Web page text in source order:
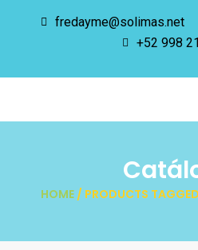
fredayme@solimas.net
+52 998
HOME/ PRODUCTS